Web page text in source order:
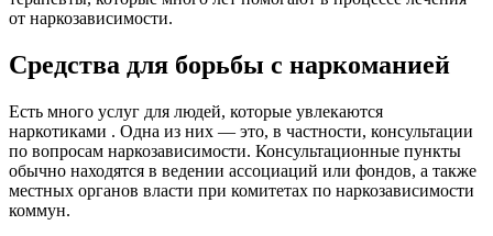
от наркозависимости.
Средства для борьбы с наркоманией
Есть много услуг для людей, которые увлекаются
наркотиками . Одна из них — это, в частности, консультации
по вопросам наркозависимости. Консультационные пункты
обычно находятся в ведении ассоциаций или фондов, а также
местных органов власти при комитетах по наркозависимости
коммун.